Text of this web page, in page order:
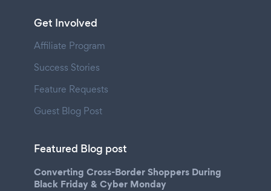
Get Involved
Affiliate Program
Success Stories
Feature Requests
Guest Blog Post
Featured Blog post
Converting Cross-Border Shoppers During
Black Friday & Cyber Monday